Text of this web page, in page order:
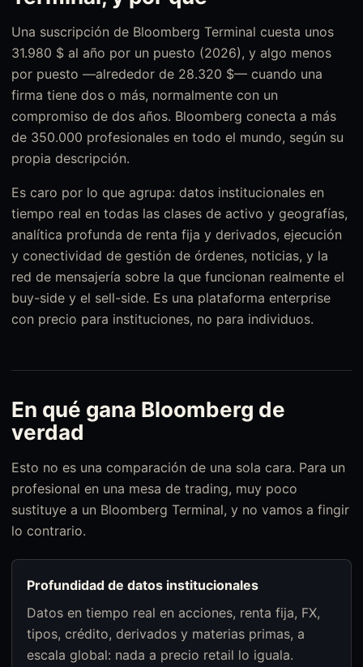
Una suscripción de Bloomberg Terminal cuesta unos
31.980 $ al año por un puesto (2026), y algo menos
por puesto —alrededor de 28.320 $— cuando una
firma tiene dos o más, normalmente con un
compromiso de dos años. Bloomberg conecta a más
de 350.000 profesionales en todo el mundo, según su
propia descripción.
Es caro por lo que agrupa: datos institucionales en
tiempo real en todas las clases de activo y geografías,
analítica profunda de renta fija y derivados, ejecución
y conectividad de gestión de órdenes, noticias, y la
red de mensajería sobre la que funcionan realmente el
buy-side y el sell-side. Es una plataforma enterprise
con precio para instituciones, no para individuos.
En qué gana Bloomberg de
verdad
Esto no es una comparación de una sola cara. Para un
profesional en una mesa de trading, muy poco
sustituye a un Bloomberg Terminal, y no vamos a fingir
lo contrario.
Profundidad de datos institucionales
Datos en tiempo real en acciones, renta fija, FX,
tipos, crédito, derivados y materias primas, a
escala global: nada a precio retail lo iguala.